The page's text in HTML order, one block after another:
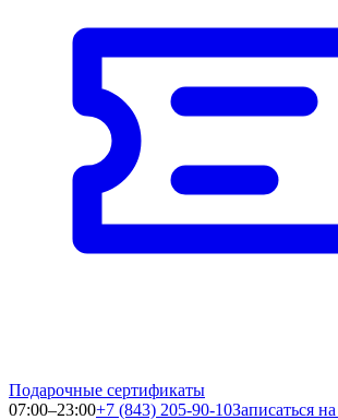
Подарочные сертификаты
07:00–23:00+7 (843) 205-90-10Записаться